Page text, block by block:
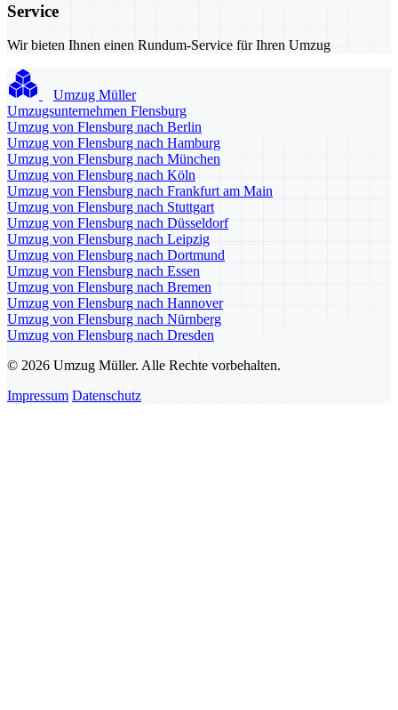
Service
Wir bieten Ihnen einen Rundum-Service für Ihren Umzug
Umzug Müller
Umzugsunternehmen Flensburg
Umzug von Flensburg nach Berlin
Umzug von Flensburg nach Hamburg
Umzug von Flensburg nach München
Umzug von Flensburg nach Köln
Umzug von Flensburg nach Frankfurt am Main
Umzug von Flensburg nach Stuttgart
Umzug von Flensburg nach Düsseldorf
Umzug von Flensburg nach Leipzig
Umzug von Flensburg nach Dortmund
Umzug von Flensburg nach Essen
Umzug von Flensburg nach Bremen
Umzug von Flensburg nach Hannover
Umzug von Flensburg nach Nürnberg
Umzug von Flensburg nach Dresden
© 2026 Umzug Müller. Alle Rechte vorbehalten.
Impressum Datenschutz